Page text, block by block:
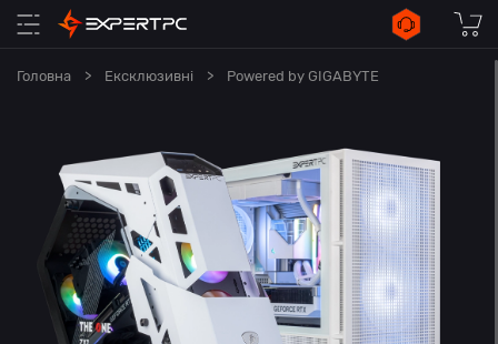
Головна > Ексклюзивні > Powered by GIGABYTE